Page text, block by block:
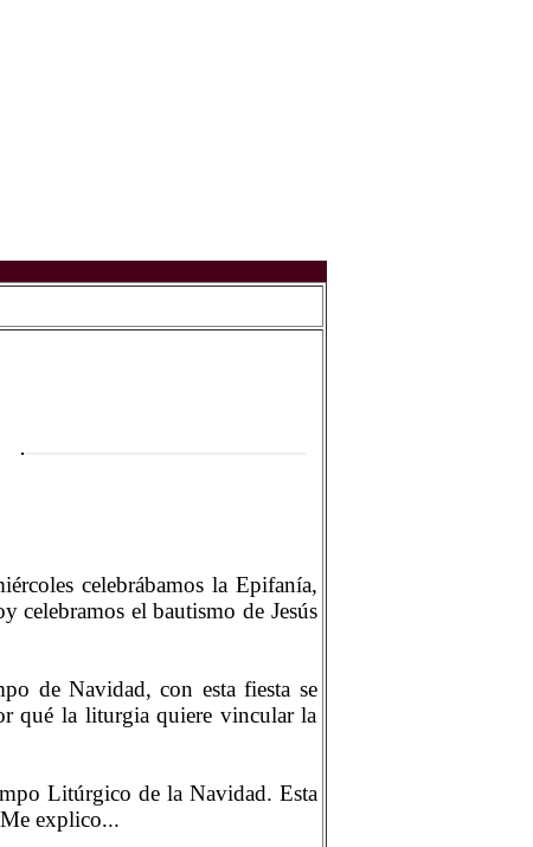
celebrábamos la Epifanía,
celebramos el bautismo de Jesús
de Navidad, con esta fiesta se
qué la liturgia quiere vincular la
Litúrgico de la Navidad. Esta
explico...